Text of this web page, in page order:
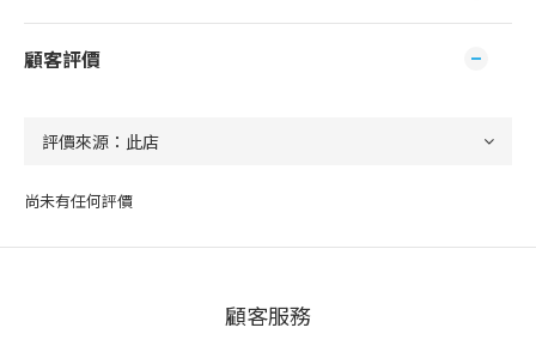
顧客評價
尚未有任何評價
顧客服務